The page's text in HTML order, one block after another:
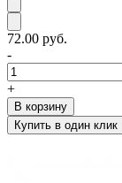
72.00 руб.
-
+
В корзину
Купить в один клик